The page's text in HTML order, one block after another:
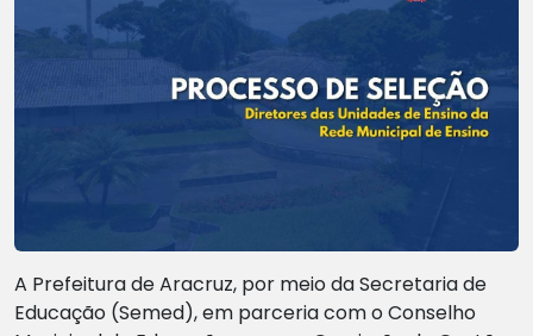
A Prefeitura de Aracruz, por meio da Secretaria de
Educação (Semed), em parceria com o Conselho